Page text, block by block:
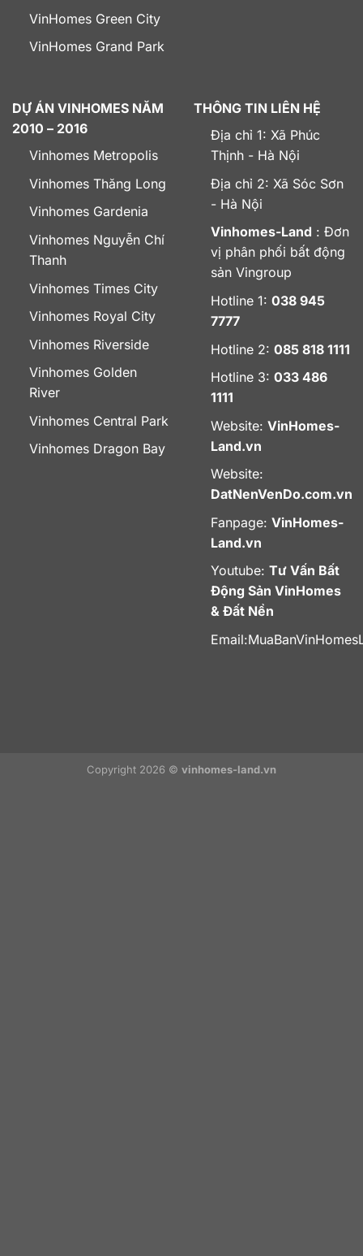
VinHomes Green City
VinHomes Grand Park
DỰ ÁN VINHOMES NĂM
2010 – 2016
Vinhomes Metropolis
Vinhomes Thăng Long
Vinhomes Gardenia
Vinhomes Nguyễn Chí
Thanh
Vinhomes Times City
Vinhomes Royal City
Vinhomes Riverside
Vinhomes Golden
River
Vinhomes Central Park
Vinhomes Dragon Bay
THÔNG TIN LIÊN HỆ
Địa chỉ 1: Xã Phúc
Thịnh - Hà Nội
Địa chỉ 2: Xã Sóc Sơn
- Hà Nội
Vinhomes-Land : Đơn
vị phân phối bất động
sản Vingroup
Hotline 1: 038 945
7777
Hotline 2: 085 818 1111
Hotline 3: 033 486
1111
Website: VinHomes-
Land.vn
Website:
DatNenVenDo.com.vn
Fanpage: VinHomes-
Land.vn
Youtube: Tư Vấn Bất
Động Sản VinHomes
& Đất Nền
Email:
Copyright 2026 © vinhomes-land.vn